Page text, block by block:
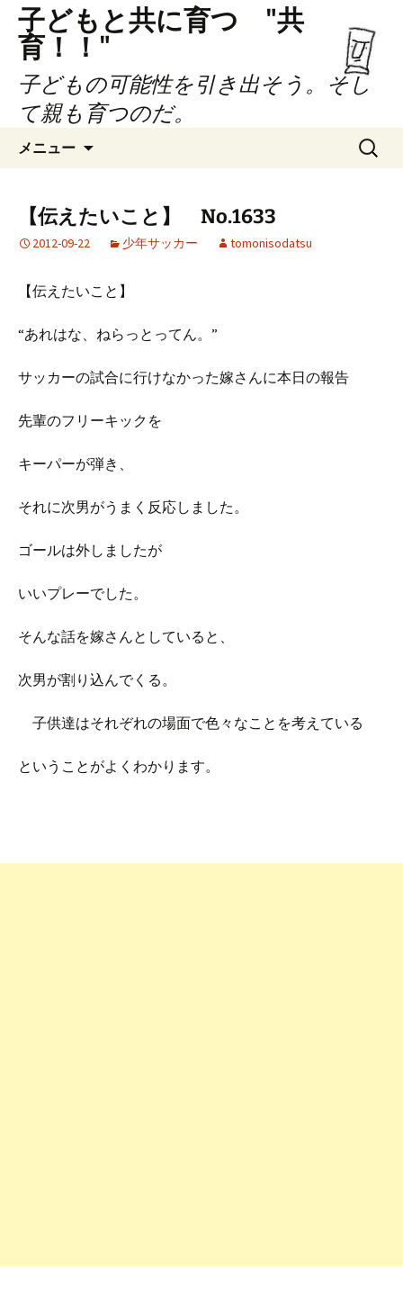
子どもと共に育つ "共
育！！"
子どもの可能性を引き出そう。そし
て親も育つのだ。
メニュー
ツ
キ
プ
検
索:
【伝えたいこと】 No.1633
2012-09-22 少年サッカー tomonisodatsu
【伝えたいこと】
“あれはな、ねらっとってん。”
サッカーの試合に行けなかった嫁さんに本日の報告
先輩のフリーキックを
キーパーが弾き、
それに次男がうまく反応しました。
ゴールは外しましたが
いいプレーでした。
そんな話を嫁さんとしていると、
次男が割り込んでくる。
子供達はそれぞれの場面で色々なことを考えている
ということがよくわかります。